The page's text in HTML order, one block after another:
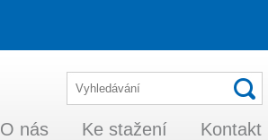
O nás Ke stažení Kontakt